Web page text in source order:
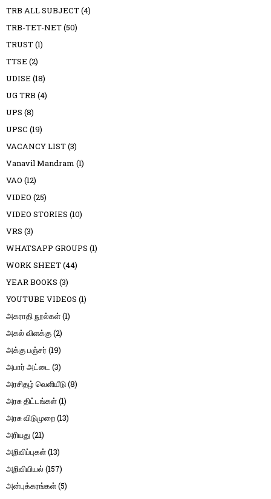
TRB ALL SUBJECT(4)
TRB-TET-NET(50)
TRUST(1)
TTSE (2)
UDISE (18)
UG TRB (4)
UPS (8)
UPSC (19)
VACANCY LIST(3)
Vanavil Mandram (1)
VAO (12)
VIDEO (25)
VIDEO STORIES (10)
VRS (3)
WHATSAPP GROUPS (1)
WORK SHEET(44)
YEAR BOOKS (3)
YOUTUBE VIDEOS (1)
அகராதி நூல்கள்(1)
அகல் விளக்கு(2)
அக்கு பஞ்சர் (19)
அபார் அட்டை (3)
அரசிதழ் வெளியீடு(8)
அரசு திட்டங்கள்(1)
அரசு விடுமுறை(13)
அரியது(21)
அறிவிப்புகள்(13)
அறிவியியல் (157)
அன்புக்கரங்கள்(5)